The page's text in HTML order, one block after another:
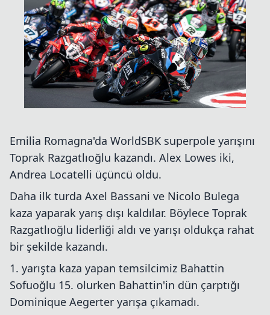
Emilia Romagna'da WorldSBK superpole yarışını
Toprak Razgatlıoğlu kazandı. Alex Lowes iki,
Andrea Locatelli üçüncü oldu.
Daha ilk turda Axel Bassani ve Nicolo Bulega
kaza yaparak yarış dışı kaldılar. Böylece Toprak
Razgatlıoğlu liderliği aldı ve yarışı oldukça rahat
bir şekilde kazandı.
1. yarışta kaza yapan temsilcimiz Bahattin
Sofuoğlu 15. olurken Bahattin'in dün çarptığı
Dominique Aegerter yarışa çıkamadı.